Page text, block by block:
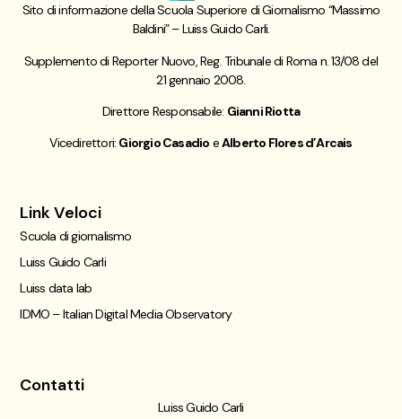
Sito di informazione della Scuola Superiore di Giornalismo “Massimo
Baldini” – Luiss Guido Carli.
Supplemento di Reporter Nuovo, Reg. Tribunale di Roma n. 13/08 del
21 gennaio 2008.
Direttore Responsabile: Gianni Riotta
Vicedirettori: Giorgio Casadio eAlberto Flores d’Arcais
Link Veloci
Scuola di giornalismo
Luiss Guido Carli
Luiss data lab
IDMO – Italian Digital Media Observatory
Contatti
Luiss Guido Carli